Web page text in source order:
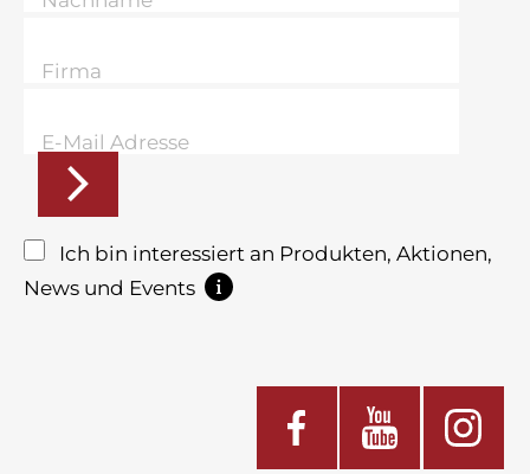
Ich bin interessiert an Produkten, Aktionen,
News und Events